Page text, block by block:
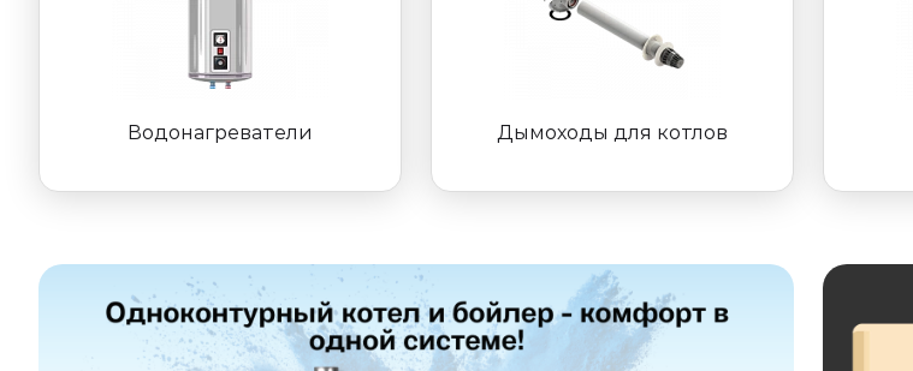
Водонагреватели Дымоходы для котлов